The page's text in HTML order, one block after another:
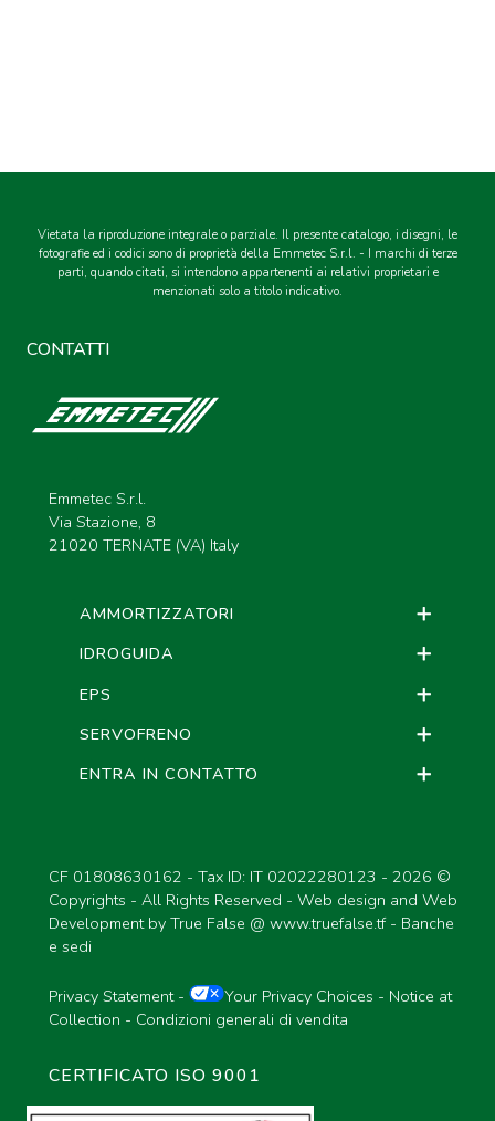
Vietata la riproduzione integrale o parziale. Il presente catalogo, i disegni, le
fotografie ed i codici sono di proprietà della Emmetec S.r.l. - I marchi di terze
parti, quando citati, si intendono appartenenti ai relativi proprietari e
menzionati solo a titolo indicativo.
CONTATTI
Emmetec S.r.l.
Via Stazione, 8
21020 TERNATE (VA) Italy
AMMORTIZZATORI
IDROGUIDA
EPS
SERVOFRENO
ENTRA IN CONTATTO
CF 01808630162 - Tax ID: IT 02022280123 - 2026 ©
Copyrights - All Rights Reserved - Web design and Web
Development by True False @ www.truefalse.tf- Banche
e sedi
Privacy Statement- Your Privacy Choices - Notice at
Collection - Condizioni generali di vendita
CERTIFICATO ISO 9001